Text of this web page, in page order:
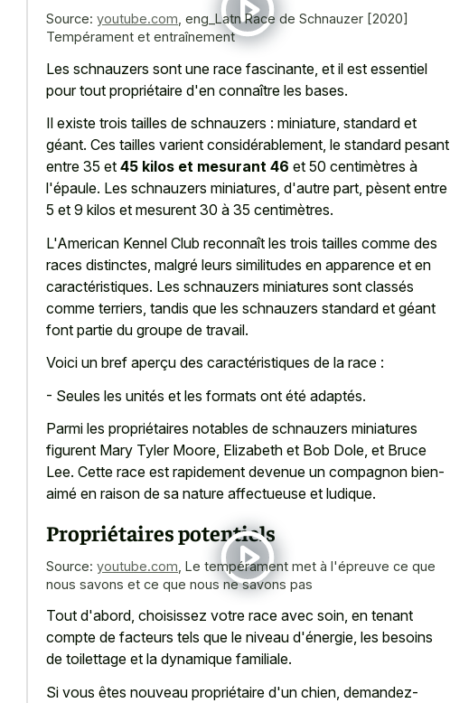
Source: youtube.com eng_Latn Race de Schnauzer [2020]
Tempérament et entraînement
Les schnauzers sont une race fascinante, et il est essentiel
pour tout propriétaire d'en connaître les bases.
Il existe trois tailles de schnauzers : miniature, standard et
géant. Ces tailles varient considérablement, le standard pesant
entre 35 et 45 kilos et mesurant 46 et 50 centimètres à
l'épaule. Les schnauzers miniatures, d'autre part, pèsent entre
5 et 9 kilos et mesurent 30 à 35 centimètres.
L'American Kennel Club reconnaît les trois tailles comme des
races distinctes, malgré leurs similitudes en apparence et en
caractéristiques. Les schnauzers miniatures sont classés
comme terriers, tandis que les schnauzers standard et géant
font partie du groupe de travail.
Voici un bref aperçu des caractéristiques de la race :
- Seules les unités et les formats ont été adaptés.
Parmi les propriétaires notables de schnauzers miniatures
figurent Mary Tyler Moore, Elizabeth et Bob Dole, et Bruce
Lee. Cette race est rapidement devenue un compagnon bien-
aimé en raison de sa nature affectueuse et ludique.
Propriétaires potentiels
Source: youtube.com Le tempérament met à l'épreuve ce que
nous savons et ce que nous ne savons pas
Tout d'abord, choisissez votre race avec soin, en tenant
compte de facteurs tels que le niveau d'énergie, les besoins
de toilettage et la dynamique familiale.
Si vous êtes nouveau propriétaire d'un chien, demandez-